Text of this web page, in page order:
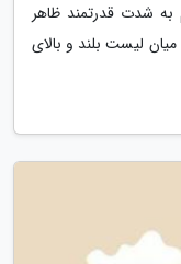
شدت قدرتمند ظاهر
لیست بلند و بالای